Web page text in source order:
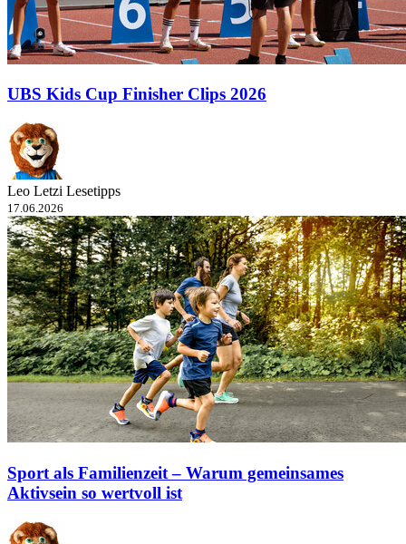
UBS Kids Cup Finisher Clips 2026
Leo Letzi Lesetipps
17.06.2026
Sport als Familienzeit – Warum gemeinsames
Aktivsein so wertvoll ist